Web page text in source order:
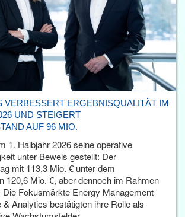
VERBESSERT ERGEBNISQUALITÄT IM
UND STEIGERT
AUF 96 MIO.
1. Halbjahr 2026 seine operative
unter Beweis gestellt: Der
mit 113,3 Mio. € unter dem
120,6 Mio. €, aber dennoch im Rahmen
Die Fokusmärkte Energy Management
Analytics bestätigten ihre Rolle als